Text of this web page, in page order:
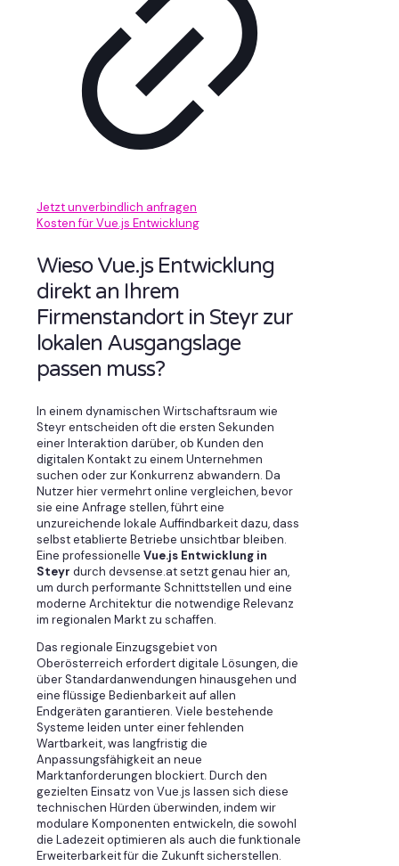
Jetzt unverbindlich anfragen
Kosten für Vue.js Entwicklung
Wieso Vue.js Entwicklung
direkt an Ihrem
Firmenstandort in Steyr zur
lokalen Ausgangslage
passen muss?
In einem dynamischen Wirtschaftsraum wie
Steyr entscheiden oft die ersten Sekunden
einer Interaktion darüber, ob Kunden den
digitalen Kontakt zu einem Unternehmen
suchen oder zur Konkurrenz abwandern. Da
Nutzer hier vermehrt online vergleichen, bevor
sie eine Anfrage stellen, führt eine
unzureichende lokale Auffindbarkeit dazu, dass
selbst etablierte Betriebe unsichtbar bleiben.
Eine professionelle Vue.js Entwicklung in
Steyr durch devsense.at setzt genau hier an,
um durch performante Schnittstellen und eine
moderne Architektur die notwendige Relevanz
im regionalen Markt zu schaffen.
Das regionale Einzugsgebiet von
Oberösterreich erfordert digitale Lösungen, die
über Standardanwendungen hinausgehen und
eine flüssige Bedienbarkeit auf allen
Endgeräten garantieren. Viele bestehende
Systeme leiden unter einer fehlenden
Wartbarkeit, was langfristig die
Anpassungsfähigkeit an neue
Marktanforderungen blockiert. Durch den
gezielten Einsatz von Vue.js lassen sich diese
technischen Hürden überwinden, indem wir
modulare Komponenten entwickeln, die sowohl
die Ladezeit optimieren als auch die funktionale
Erweiterbarkeit für die Zukunft sicherstellen.